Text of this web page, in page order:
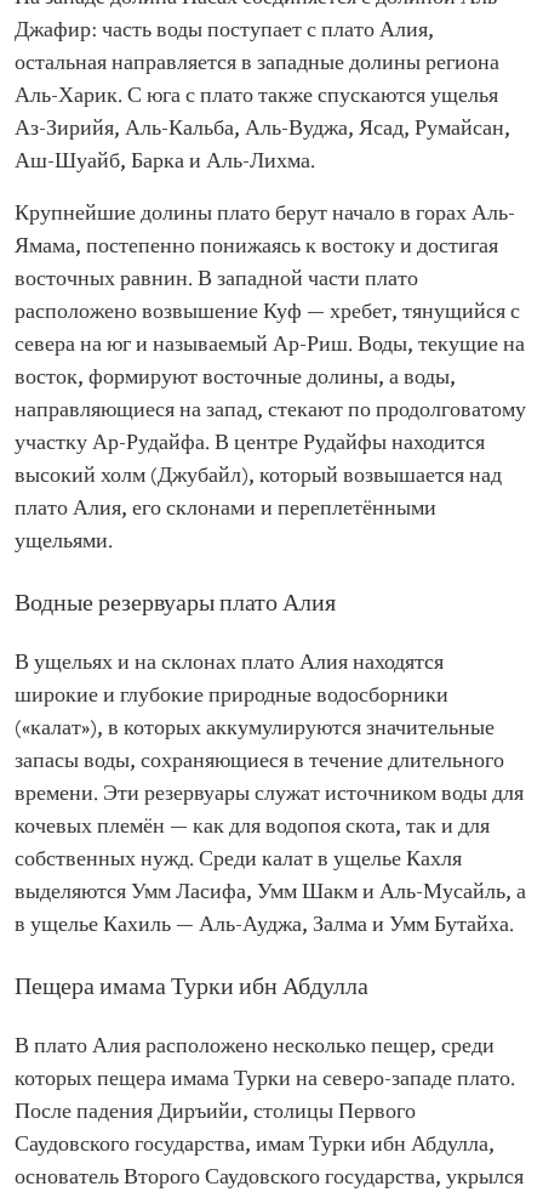
Джафир: часть воды поступает с плато Алия,
остальная направляется в западные долины региона
Аль-Харик. С юга с плато также спускаются ущелья
Аз-Зирийя, Аль-Кальба, Аль-Вуджа, Ясад, Румайсан,
Аш-Шуайб, Барка и Аль-Лихма.
Крупнейшие долины плато берут начало в горах Аль-
Ямама, постепенно понижаясь к востоку и достигая
восточных равнин. В западной части плато
расположено возвышение Куф — хребет, тянущийся с
севера на юг и называемый Ар-Риш. Воды, текущие на
восток, формируют восточные долины, а воды,
направляющиеся на запад, стекают по продолговатому
участку Ар-Рудайфа. В центре Рудайфы находится
высокий холм (Джубайл), который возвышается над
плато Алия, его склонами и переплетёнными
ущельями.
Водные резервуары плато Алия
В ущельях и на склонах плато Алия находятся
широкие и глубокие природные водосборники
(«калат»), в которых аккумулируются значительные
запасы воды, сохраняющиеся в течение длительного
времени. Эти резервуары служат источником воды для
кочевых племён — как для водопоя скота, так и для
собственных нужд. Среди калат в ущелье Кахля
выделяются Умм Ласифа, Умм Шакм и Аль-Мусайль, а
в ущелье Кахиль — Аль-Ауджа, Залма и Умм Бутайха.
Пещера имама Турки ибн Абдулла
В плато Алия расположено несколько пещер, среди
которых пещера имама Турки на северо-западе плато.
После падения Диръийи, столицы Первого
Саудовского государства, имам Турки ибн Абдулла,
основатель Второго Саудовского государства, укрылся